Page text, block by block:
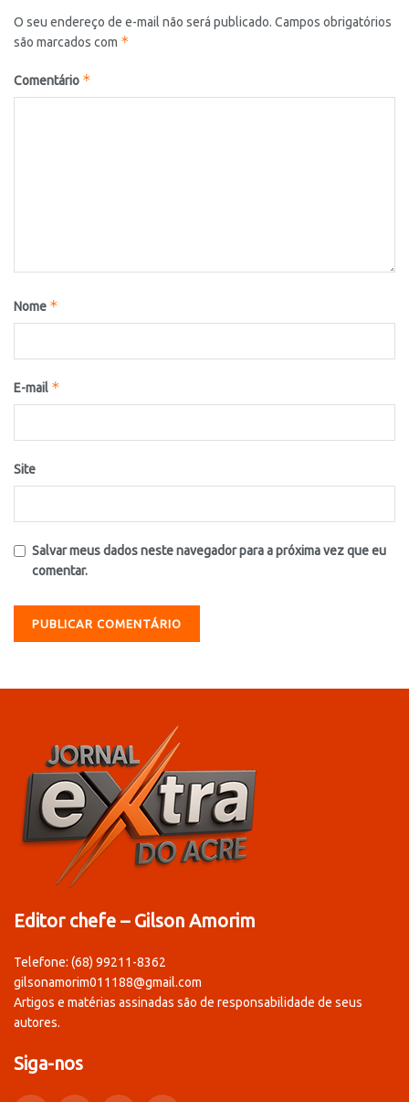
O seu endereço de e-mail não será publicado. Campos obrigatórios
são marcados com *
Comentário *
Nome *
E-mail *
Site
Salvar meus dados neste navegador para a próxima vez que eu
comentar.
Editor chefe – Gilson Amorim
Telefone: (68) 99211-8362
gilsonamorim011188@gmail.com
Artigos e matérias assinadas são de responsabilidade de seus
autores.
Siga-nos